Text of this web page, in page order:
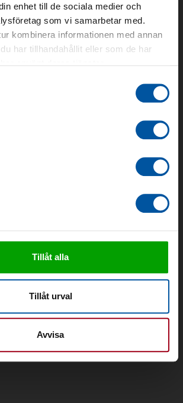
enhet till de sociala medier och
som vi samarbetar med.
kombinera informationen med annan
har tillhandahållit eller som de har
Tillåt alla
Tillåt urval
Avvisa